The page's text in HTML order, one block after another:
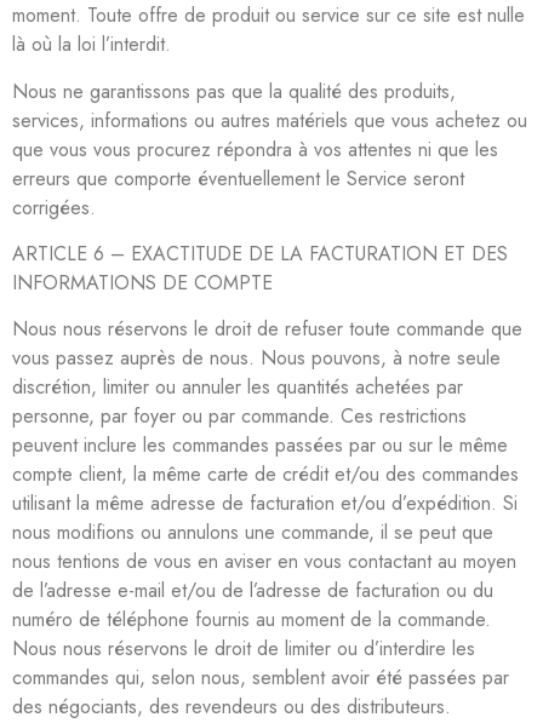
moment. Toute offre de produit ou service sur ce site est nulle
là où la loi l’interdit.
Nous ne garantissons pas que la qualité des produits,
services, informations ou autres matériels que vous achetez ou
que vous vous procurez répondra à vos attentes ni que les
erreurs que comporte éventuellement le Service seront
corrigées.
ARTICLE 6 – EXACTITUDE DE LA FACTURATION ET DES
INFORMATIONS DE COMPTE
Nous nous réservons le droit de refuser toute commande que
vous passez auprès de nous. Nous pouvons, à notre seule
discrétion, limiter ou annuler les quantités achetées par
personne, par foyer ou par commande. Ces restrictions
peuvent inclure les commandes passées par ou sur le même
compte client, la même carte de crédit et/ou des commandes
utilisant la même adresse de facturation et/ou d’expédition. Si
nous modifions ou annulons une commande, il se peut que
nous tentions de vous en aviser en vous contactant au moyen
de l’adresse e-mail et/ou de l’adresse de facturation ou du
numéro de téléphone fournis au moment de la commande.
Nous nous réservons le droit de limiter ou d’interdire les
commandes qui, selon nous, semblent avoir été passées par
des négociants, des revendeurs ou des distributeurs.